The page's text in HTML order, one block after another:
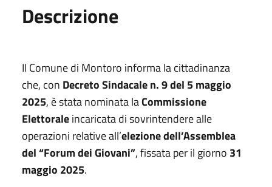
Descrizione
Il Comune di Montoro informa la cittadinanza
che, con Decreto Sindacale n. 9 del 5 maggio
2025, è stata nominata laCommissione
Elettoraleincaricata di sovrintendere alle
operazioni relative all’elezione dell’Assemblea
del “Forum dei Giovani”, fissata per il giorno 31
maggio 2025.